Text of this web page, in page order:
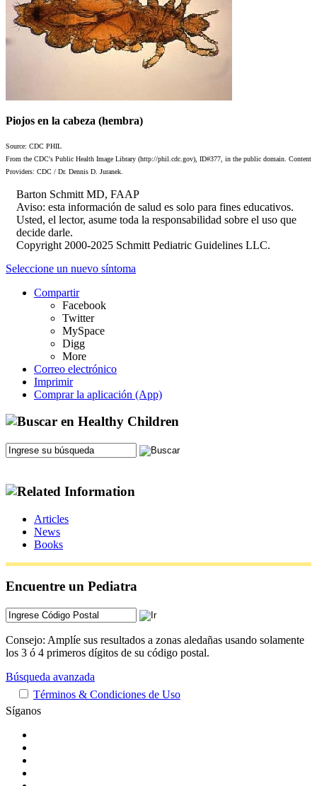
Piojos en la cabeza (hembra)
Source: CDC PHIL
From the CDC's Public Health Image Library (http://phil.cdc.gov), ID#377, in the public domain. Content
Providers: CDC / Dr. Dennis D. Juranek.
Barton Schmitt MD, FAAP
Aviso: esta información de salud es solo para fines educativos.
Usted, el lector, asume toda la responsabilidad sobre el uso que
decide darle.
Copyright 2000-2025 Schmitt Pediatric Guidelines LLC.
Seleccione un nuevo síntoma
Compartir
Facebook
Twitter
MySpace
Digg
More
Correo electrónico
Imprimir
Comprar la aplicación (App)
Articles
News
Books
Encuentre un Pediatra
Consejo: Amplíe sus resultados a zonas aledañas usando solamente
los 3 ó 4 primeros dígitos de su código postal.
Búsqueda avanzada
Términos & Condiciones de Uso
Síganos